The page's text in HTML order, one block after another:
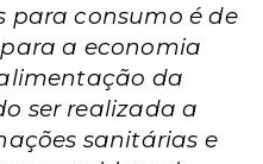
para consumo é de
a economia
da
ser realizada a
sanitárias e